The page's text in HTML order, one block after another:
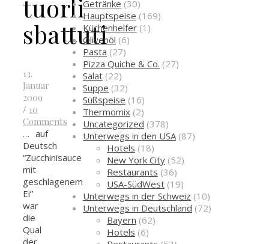
tuorli
sbattuti
13.
Januar
2009
/ 10
Comments
… auf
Deutsch
“Zucchinisauce
mit
geschlagenem
Ei”
war
die
Qual
Getränke (30)
Hauptspeise (169)
Küchenhelfer (1)
Olivenöl (6)
Pasta (27)
Pizza Quiche & Co. (27)
Salat (22)
Suppe (32)
Süßspeise (16)
Thermomix (2)
Uncategorized (378)
Unterwegs in den USA(87)
Hotels (18)
New York City (52)
Restaurants (36)
USA-SüdWest (19)
Unterwegs in der Schweiz (10)
Unterwegs in Deutschland (72)
Bayern (62)
Hotels (6)